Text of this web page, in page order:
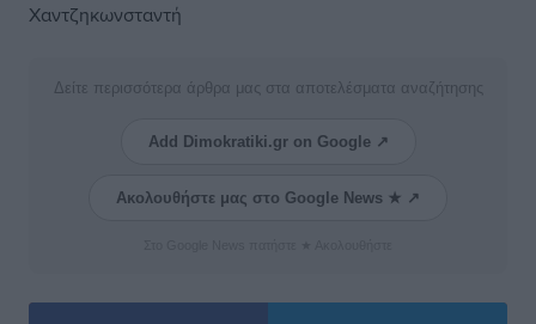
Χαντζηκωνσταντή
Δείτε περισσότερα άρθρα μας στα αποτελέσματα αναζήτησης
Add Dimokratiki.gr on Google ↗
Ακολουθήστε μας στο Google News ★ ↗